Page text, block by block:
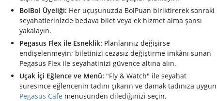
BolBol Üyeliği: Her uçuşunuzda BolPuan biriktirerek sonraki
seyahatlerinizde bedava bilet veya ek hizmet alma şansı
yakalayın.
Pegasus Flex ile Esneklik: Planlarınız değişirse
endişelenmeyin; biletinizi cezasız değiştirme imkânı sunan
Pegasus Flex ile seyahatinizi güvence altına alın.
Uçak İçi Eğlence ve Menü: "Fly & Watch" ile seyahat
süresince eğlencenin tadını çıkarın ve damak tadınıza uygun
Pegasus Cafe menüsünden dilediğinizi seçin.